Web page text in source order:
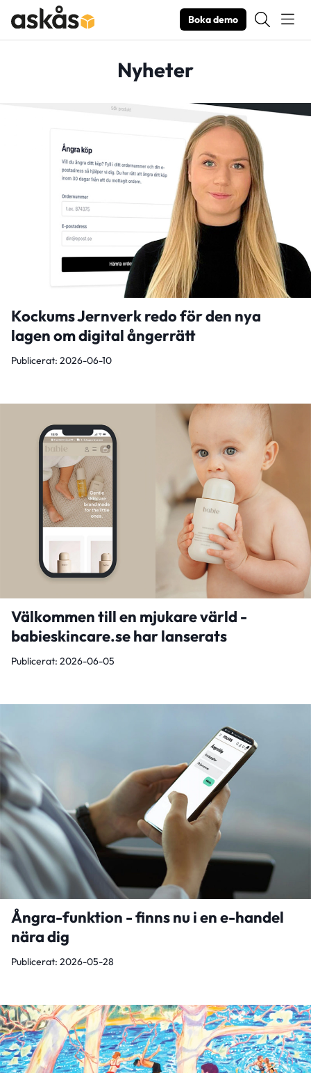
Boka demo
Nyheter
Kockums Jernverk redo för den nya
lagen om digital ångerrätt
Publicerat: 2026-06-10
Välkommen till en mjukare värld -
babieskincare.se har lanserats
Publicerat: 2026-06-05
Ångra-funktion - finns nu i en e-handel
nära dig
Publicerat: 2026-05-28